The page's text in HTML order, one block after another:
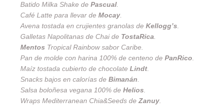
Batido Milka Shake de Pascual.
Café Latte para llevar de Mocay.
Avena tostada en crujientes granolas de Kellogg’s
Galletas Napolitanas de Chai de TostaRica
Mentos Tropical Rainbow sabor Caribe.
Pan de molde con harina 100% de centeno de PanRico
Maíz tostada cubierto de chocolate Lindt.
Snacks bajos en calorías de Bimanán
Salsa boloñesa vegana 100% de Helios
Wraps Mediterranean Chia&Seeds de Zanuy.